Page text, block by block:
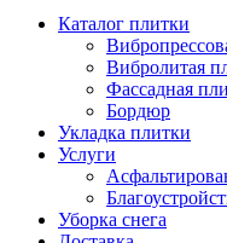
Каталог плитки
Вибролитая
Фассадная
Бордюр
Укладка плитки
Услуги
Уборка снега